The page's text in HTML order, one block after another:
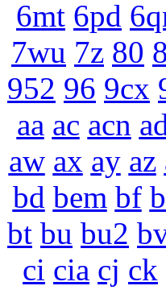
6mt 6pd
7wu 7z 80
952 96 9cx
aa ac acn
aw ax ay az
bd bem bf
bt bu bu2
ci cia cj ck